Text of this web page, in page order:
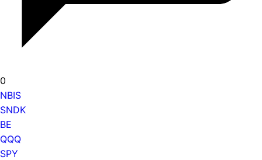
0
NBIS
SNDK
BE
QQQ
SPY